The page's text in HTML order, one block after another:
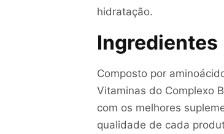
hidratação.
Ingredientes
Composto por
Vitaminas do Complexo
com os melhores
qualidade de cada